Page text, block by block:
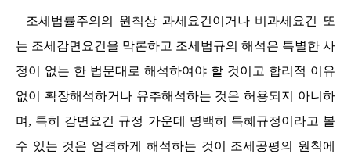
조세법률주의의 원칙상 과세요건이거나 비과세요건 또
는 조세감면요건을 막론하고 조세법규의 해석은 특별한 사
정이 없는 한 법문대로 해석하여야 할 것이고 합리적 이유
없이 확장해석하거나 유추해석하는 것은 허용되지 아니하
며 , 특히 감면요건 규정 가운데 명백히 특혜규정이라고 볼
수 있는 것은 엄격하게 해석하는 것이 조세공평의 원칙에